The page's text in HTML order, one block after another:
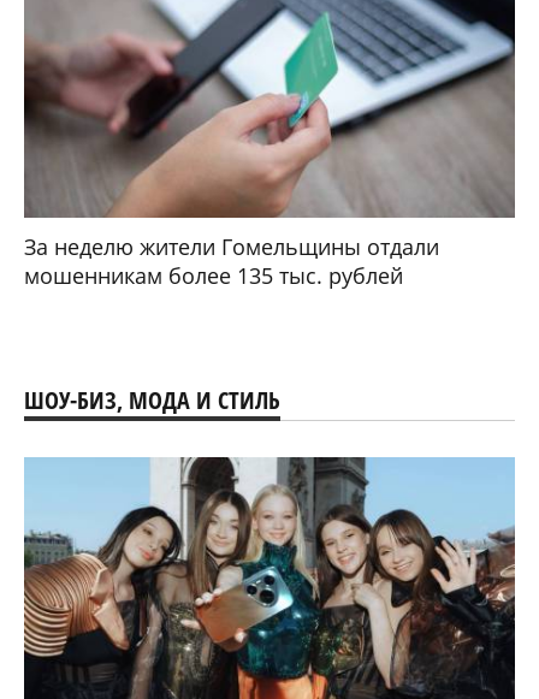
За неделю жители Гомельщины отдали
мошенникам более 135 тыс. рублей
ШОУ-БИЗ, МОДА И СТИЛЬ